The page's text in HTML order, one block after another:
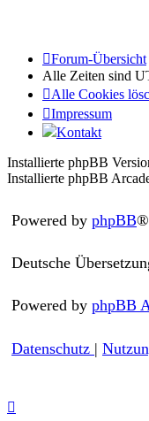
Forum-Übersicht
Alle Zeiten sind
Alle Cookies
Impressum
Kontakt
Installierte phpBB
Installierte phpBB
Powered by phpBB®
Deutsche
Powered by phpBB
Datenschutz |